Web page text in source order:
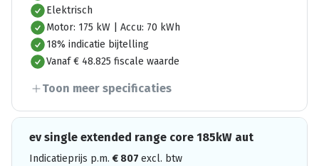
Elektrisch
Motor: 175 kW | Accu: 70 kWh
18% indicatie bijtelling
Vanaf € 48.825 fiscale waarde
Toon meer specificaties
ev single extended range core 185kW aut
Indicatieprijs p.m. € 807 excl. btw